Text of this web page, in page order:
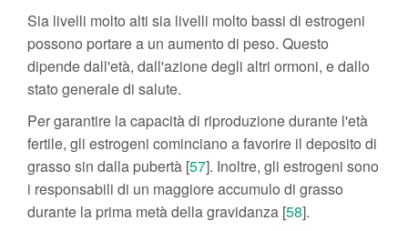
Sia livelli molto alti sia livelli molto bassi di estrogeni
possono portare a un aumento di peso. Questo
dipende dall'età, dall'azione degli altri ormoni, e dallo
stato generale di salute.
Per garantire la capacità di riproduzione durante l'età
fertile, gli estrogeni cominciano a favorire il deposito di
grasso sin dalla pubertà [57]. Inoltre, gli estrogeni sono
i responsabili di un maggiore accumulo di grasso
durante la prima metà della gravidanza [58].